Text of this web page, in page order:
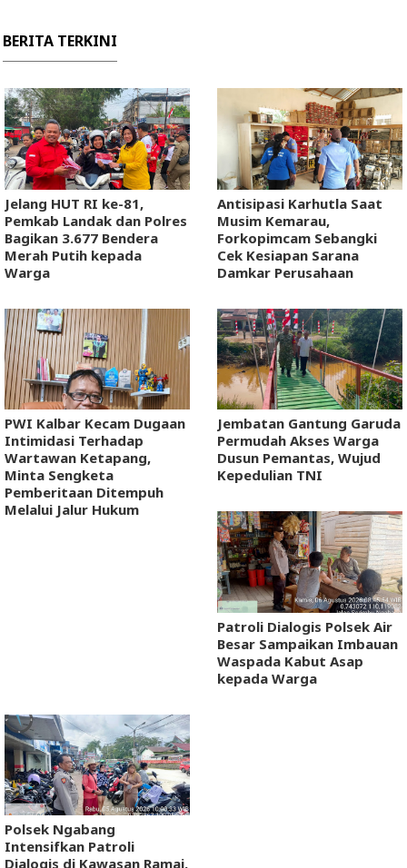
BERITA TERKINI
Jelang HUT RI ke-81,
Pemkab Landak dan Polres
Bagikan 3.677 Bendera
Merah Putih kepada
Warga
Antisipasi Karhutla Saat
Musim Kemarau,
Forkopimcam Sebangki
Cek Kesiapan Sarana
Damkar Perusahaan
PWI Kalbar Kecam Dugaan
Intimidasi Terhadap
Wartawan Ketapang,
Minta Sengketa
Pemberitaan Ditempuh
Melalui Jalur Hukum
Jembatan Gantung Garuda
Permudah Akses Warga
Dusun Pemantas, Wujud
Kepedulian TNI
Patroli Dialogis Polsek Air
Besar Sampaikan Imbauan
Waspada Kabut Asap
kepada Warga
Polsek Ngabang
Intensifkan Patroli
Dialogis di Kawasan Ramai,